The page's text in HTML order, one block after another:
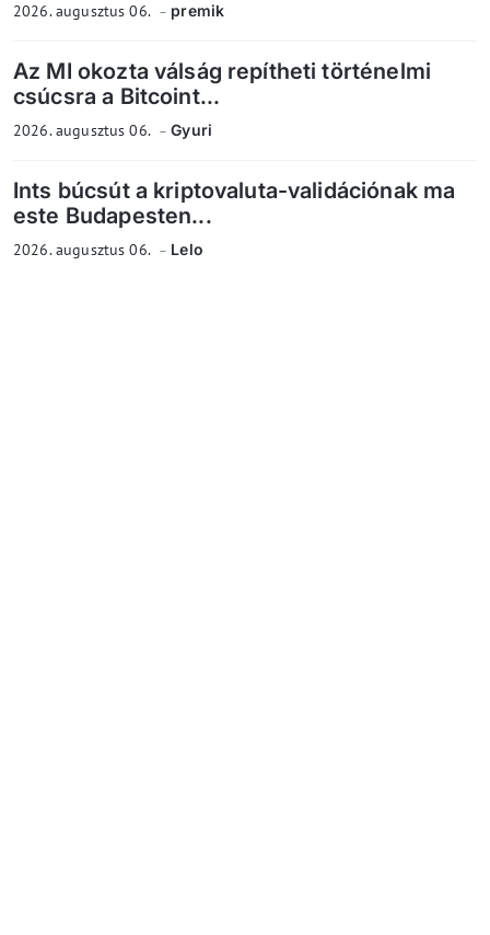
2026. augusztus 06. premik
Az MI okozta válság repítheti történelmi
csúcsra a Bitcoint...
2026. augusztus 06. Gyuri
Ints búcsút a kriptovaluta-validációnak ma
este Budapesten...
2026. augusztus 06. Lelo